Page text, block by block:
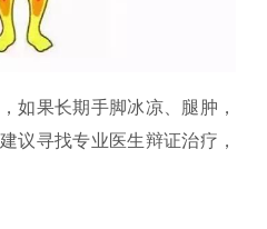
如果长期手脚冰凉、腿肿，
议寻找专业医生辩证治疗，